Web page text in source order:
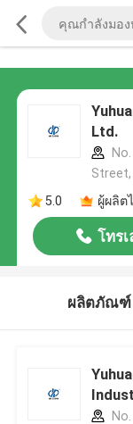
Ltd.
Street,
5.0
ผู้ผลิต
โทรเ
ผลิตภัณฑ์